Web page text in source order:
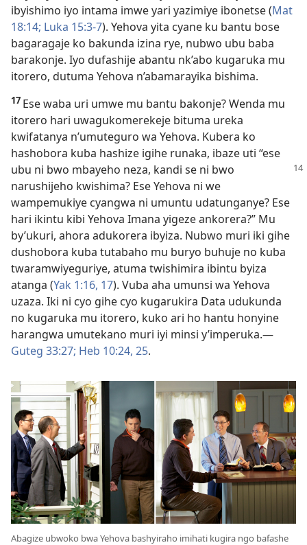
ibyishimo iyo intama imwe yari yazimiye ibonetse (Mat
18:14; Luka 15:3-7). Yehova yita cyane ku bantu bose
bagaragaje ko bakunda izina rye, nubwo ubu baba
barakonje. Iyo dufashije abantu nk’abo kugaruka mu
itorero, dutuma Yehova n’abamarayika bishima.
17 Ese waba uri umwe mu bantu bakonje? Wenda mu
itorero hari uwagukomerekeje bituma ureka
kwifatanya n’umuteguro wa Yehova. Kubera ko
hashobora kuba hashize igihe runaka, ibaze uti “ese
ubu ni bwo mbayeho neza, kandi se ni bwo
narushijeho kwishima? Ese Yehova ni we
wampemukiye cyangwa ni umuntu udatunganye? Ese
hari ikintu kibi Yehova Imana yigeze ankorera?” Mu
by’ukuri, ahora adukorera ibyiza. Nubwo muri iki gihe
dushobora kuba tutabaho mu buryo buhuje no kuba
twaramwiyeguriye, atuma twishimira ibintu byiza
atanga (Yak 1:16, 17). Vuba aha umunsi wa Yehova
uzaza. Iki ni cyo gihe cyo kugarukira Data udukunda
no kugaruka mu itorero, kuko ari ho hantu honyine
harangwa umutekano muri iyi minsi y’imperuka.—
Guteg 33:27; Heb 10:24, 25.
Abagize ubwoko bwa Yehova bashyiraho imihati kugira ngo bafashe